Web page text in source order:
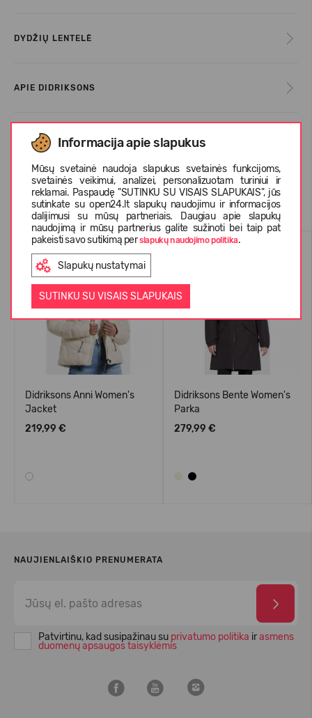
Informacija apie slapukus
Mūsų svetainė naudoja slapukus svetainės funkcijoms,
svetainės veikimui, analizei, personalizuotam turiniui ir
reklamai. Paspaudę "SUTINKU SU VISAIS SLAPUKAIS", jūs
sutinkate su open24.lt slapukų naudojimu ir informacijos
dalijimusi su mūsų partneriais. Daugiau apie slapukų
naudojimą ir mūsų partnerius galite sužinoti bei taip pat
pakeisti savo sutikimą perslapukų naudojimo politika.
Slapukų nustatymai
SUTINKU SU VISAIS SLAPUKAIS
DYDŽIŲ LENTELĖ
APIE DIDRIKSONS
KLIENTŲ ATSILIEPIMAI (1)
Panašios prekės
Didriksons Anni Women's
Jacket
219,99 €
Didriksons Bente Women's
Parka
279,99 €
NAUJIENLAIŠKIO PRENUMERATA
Patvirtinu, kad susipažinau su privatumo politika irasmens
duomenų apsaugos taisyklėmis